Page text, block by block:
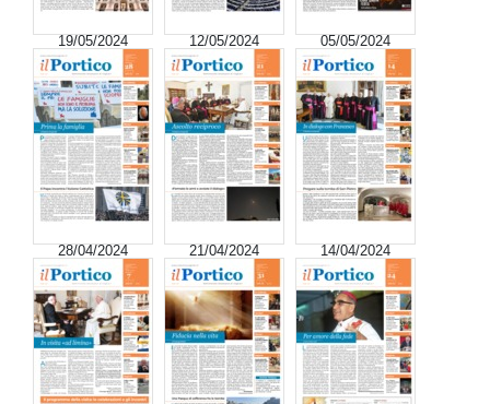
19/05/2024 12/05/2024 05/05/2024
28/04/2024 21/04/2024 14/04/2024